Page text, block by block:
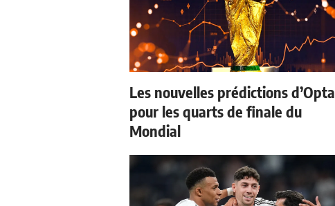
Les nouvelles prédictions d’Opta
pour les quarts de finale du
Mondial